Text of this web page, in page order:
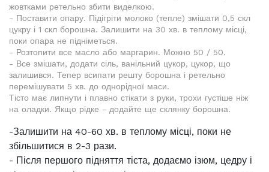
жовтками ретельно збити виделкою.
- Поставити опару. Підігріти молоко (тепле) змішати 0,5 скл
цукру і 1 скл борошна. Залишити на 30 хв. в теплому місці,
поки опара не підніметься.
- Розтопити все масло або маргарин. Можно 50 / 50.
- Все змішати, додати сіль, ванільний цукор, цукор, що
залишився. Тепер всипати решту борошна і ретельно
перемішувати 5 хв. до однорідної маси.
Тісто має липнути і плавно стікати з руки, трохи густіше ніж
на оладки. Якщо рідке - додайте ще склянку борошна.
-Залишити на 40-60 хв. в теплому місці, поки не
збільшитися в 2-3 рази.
- Після першого підняття тіста, додаємо ізюм, цедру і